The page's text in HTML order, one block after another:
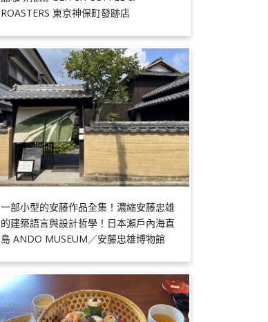
ROASTERS 東京神保町發跡店
一部小型的安藤作品全集！濃縮安藤忠雄
的建築語言與設計哲學！日本瀨戶內海直
島 ANDO MUSEUM／安藤忠雄博物館